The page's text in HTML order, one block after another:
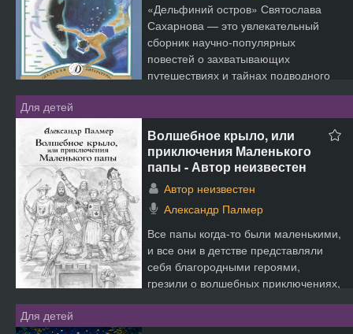
«Дельфиний остров» Святослава
Сахарнова — это увлекательный
сборник научно-популярных
повестей о захватывающих
путешествиях и тайнах подводного
мира. ...
Для детей
Волшебное крыло, или
приключения Маленького
папы - Автор неизвестен
Автор неизвестен
Александр Палмер
Все папы когда-то были маленькими,
и все они в детстве представляли
себя благородными героями,
грезили о волшебных приключениях,
Для детей